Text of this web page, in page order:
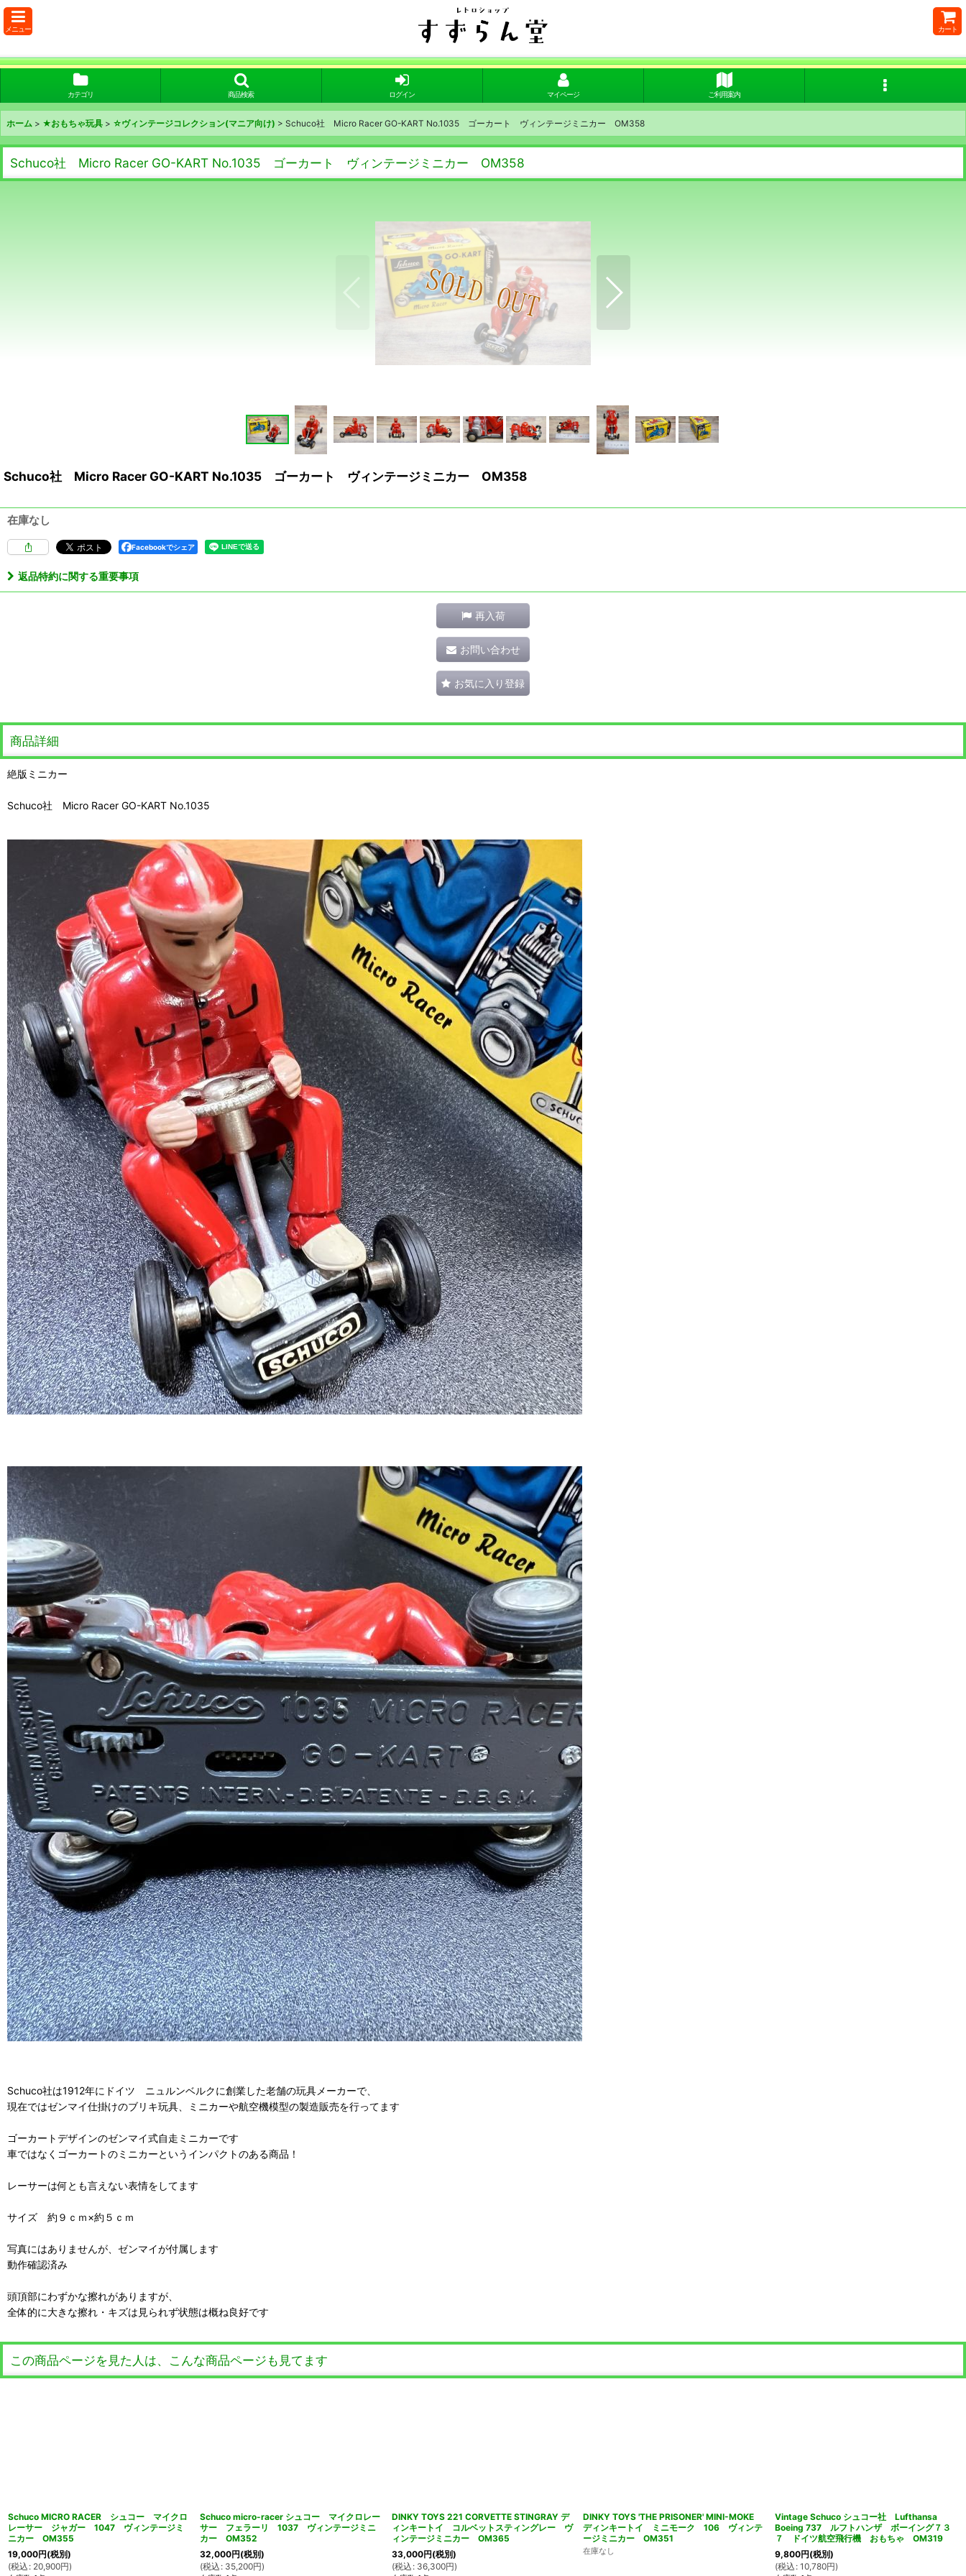
メニュー カート
カテゴリ 商品検索 ログイン マイページ ご利用案内
ホーム > ★おもちゃ玩具 > ☆ヴィンテージコレクション(マニア向け) > Schuco社 Micro Racer GO-KART No.1035 ゴーカート ヴィンテージミニカー OM358
Schuco社 Micro Racer GO-KART No.1035 ゴーカート ヴィンテージミニカー OM358
Schuco社 Micro Racer GO-KART No.1035 ゴーカート ヴィンテージミニカー OM358
在庫なし
Facebookでシェア
返品特約に関する重要事項
再入荷
お問い合わせ
お気に入り登録
商品詳細
絶版ミニカー
Schuco社 Micro Racer GO-KART No.1035
Schuco社は1912年にドイツ ニュルンベルクに創業した老舗の玩具メーカーで、
現在ではゼンマイ仕掛けのブリキ玩具、ミニカーや航空機模型の製造販売を行ってます
ゴーカートデザインのゼンマイ式自走ミニカーです
車ではなくゴーカートのミニカーというインパクトのある商品！
レーサーは何とも言えない表情をしてます
サイズ 約９ｃｍ×約５ｃｍ
写真にはありませんが、ゼンマイが付属します
動作確認済み
頭頂部にわずかな擦れがありますが、
全体的に大きな擦れ・キズは見られず状態は概ね良好です
この商品ページを見た人は、こんな商品ページも見てます
Schuco MICRO RACER シュコー マイクロ
レーサー ジャガー 1047 ヴィンテージミ
ニカー OM355
19,000円(税別)
(税込 : 20,900円)
Schuco micro-racer シュコー マイクロレー
サー フェラーリ 1037 ヴィンテージミニ
カー OM352
32,000円(税別)
(税込 : 35,200円)
DINKY TOYS 221 CORVETTE STINGRAY デ
ィンキートイ コルベットスティングレー ヴ
ィンテージミニカー OM365
33,000円(税別)
(税込 : 36,300円)
DINKY TOYS 'THE PRISONER' MINI-MOKE
ディンキートイ ミニモーク 106 ヴィンテ
ージミニカー OM351
在庫なし
Vintage Schuco シュコー社 Lufthansa
Boeing 737 ルフトハンザ ボーイング７３
７ ドイツ航空飛行機 おもちゃ OM319
9,800円(税別)
(税込 : 10,780円)